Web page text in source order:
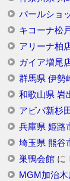
パールショ
キコーナ松
アリーナ柏
ガイア増尾
群馬県 伊勢
和歌山県 岩
アビバ新杉
兵庫県 姫路
埼玉県 熊谷
巣鴨会館に
MGM加治木